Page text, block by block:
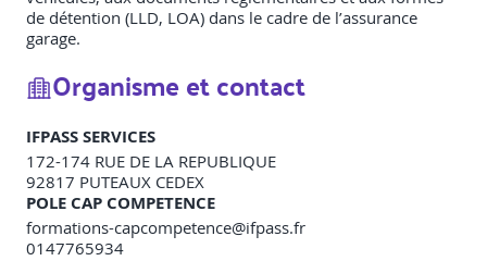
de détention (LLD, LOA) dans le cadre de l’assurance
garage.
Organisme et contact
IFPASS SERVICES
172-174 RUE DE LA REPUBLIQUE
92817 PUTEAUX CEDEX
POLE CAP COMPETENCE
formations-capcompetence@ifpass.fr
0147765934